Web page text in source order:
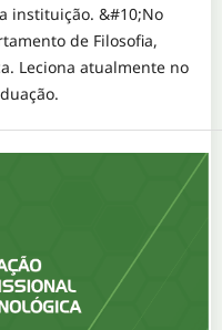
instituição. &#10;No
de Filosofia,
Leciona atualmente no